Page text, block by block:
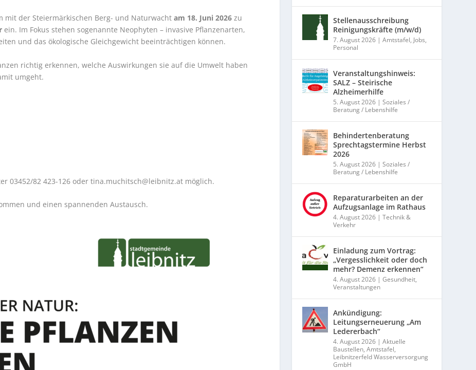
mit der Steiermärkischen Berg- und Naturwachtam 18. Juni 2026zu
ein. Im Fokus stehen sogenannte Neophyten – invasive Pflanzenarten,
und das ökologische Gleichgewicht beeinträchtigen können.
richtig erkennen, welche Auswirkungen sie auf die Umwelt haben
umgeht.
03452/82 423-126 odertina.muchitsch@leibnitz.at möglich.
und einen spannenden Austausch.
Stellenausschreibung
Reinigungskräfte (m/w/d)
7. August 2026 |Amtstafel, Jobs,
Personal
Veranstaltungshinweis:
SALZ – Steirische
Alzheimerhilfe
5. August 2026 |Soziales /
Beratung / Lebenshilfe
Behindertenberatung
Sprechtagstermine Herbst
2026
5. August 2026 |Soziales /
Beratung / Lebenshilfe
Reparaturarbeiten an der
Aufzugsanlage im Rathaus
4. August 2026 |Technik &
Verkehr
Einladung zum Vortrag:
„Vergesslichkeit oder doch
mehr? Demenz erkennen“
4. August 2026 |Gesundheit,
Veranstaltungen
Ankündigung:
Leitungserneuerung „Am
Ledererbach“
4. August 2026 |Aktuelle
Baustellen,Amtstafel,
Leibnitzerfeld Wasserversorgung
GmbH